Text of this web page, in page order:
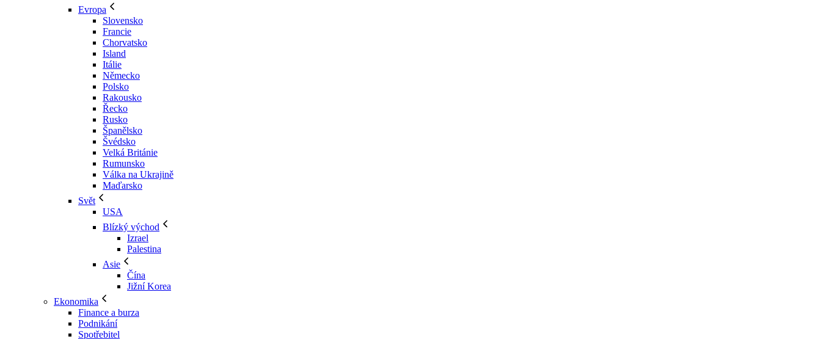
Evropa
Slovensko
Francie
Chorvatsko
Island
Itálie
Německo
Polsko
Rakousko
Řecko
Rusko
Španělsko
Švédsko
Velká Británie
Rumunsko
Válka na Ukrajině
Maďarsko
Svět
USA
Blízký východ
Izrael
Palestina
Asie
Čína
Jižní Korea
Ekonomika
Finance a burza
Podnikání
Spotřebitel